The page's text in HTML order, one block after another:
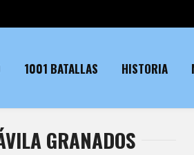
1001 BATALLAS HISTORIA
GRANADOS